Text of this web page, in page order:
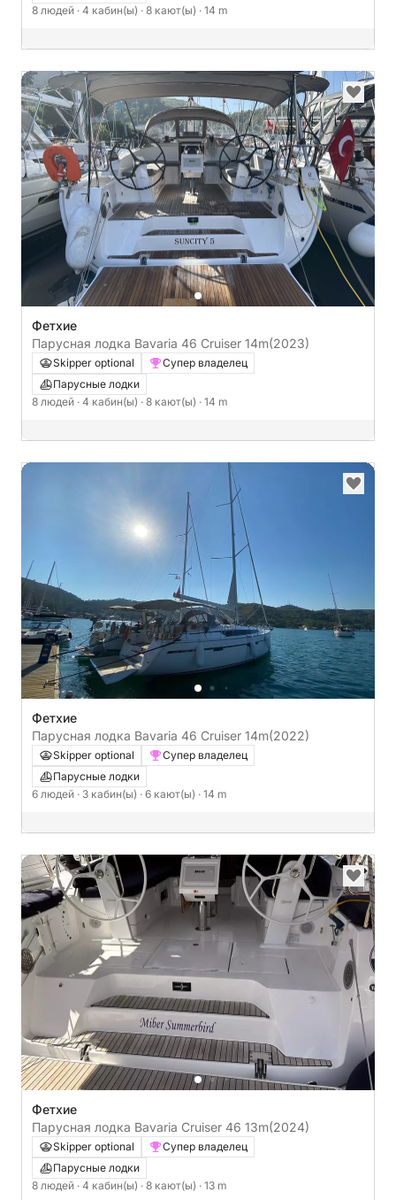
8 людей · 4 кабин(ы) · 8 кают(ы) · 14 m
Фетхие
Парусная лодка Bavaria 46 Cruiser 14m(2023)
Skipper optional
Супер владелец
Парусные лодки
8 людей · 4 кабин(ы) · 8 кают(ы) · 14 m
Фетхие
Парусная лодка Bavaria 46 Cruiser 14m(2022)
Skipper optional
Супер владелец
Парусные лодки
6 людей · 3 кабин(ы) · 6 кают(ы) · 14 m
Фетхие
Парусная лодка Bavaria Cruiser 46 13m(2024)
Skipper optional
Супер владелец
Парусные лодки
8 людей · 4 кабин(ы) · 8 кают(ы) · 13 m